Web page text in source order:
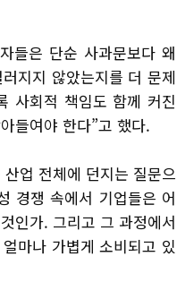
들은 단순 사과문보다 왜
지지 않았는지를 더 문제
사회적 책임도 함께 커진
들여야 한다”고 했다.
업 전체에 던지는 질문으
경쟁 속에서 기업들은 어
인가. 그리고 그 과정에서
마나 가볍게 소비되고 있